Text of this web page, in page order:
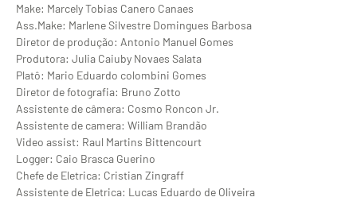
Make: Marcely Tobias Canero Canaes
Ass.Make: Marlene Silvestre Domingues Barbosa
Diretor de produção: Antonio Manuel Gomes
Produtora: Julia Caiuby Novaes Salata
Platô: Mario Eduardo colombini Gomes
Diretor de fotografia: Bruno Zotto
Assistente de câmera: Cosmo Roncon Jr.
Assistente de camera: William Brandão
Video assist: Raul Martins Bittencourt
Logger: Caio Brasca Guerino
Chefe de Eletrica: Cristian Zingraff
Assistente de Eletrica: Lucas Eduardo de Oliveira